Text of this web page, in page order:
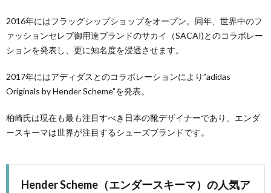
2016年にはフラッグシップショップをオープン。同年、世界中のフ
ァッションセレブ御用達ブランドのサカイ（SACAI)とのコラボレー
ションを発表し、更に知名度を浸透させます。
2017年にはアディダスとのコラボレーションにより”adidas
Originals by Hender Scheme”を発表。
柏崎氏は現在も最も注目すべき日本の靴デザイナーであり、エンダ
ースキーマは世界が注目するシューズブランドです。
Hender Scheme（エンダースキーマ）の人気ア